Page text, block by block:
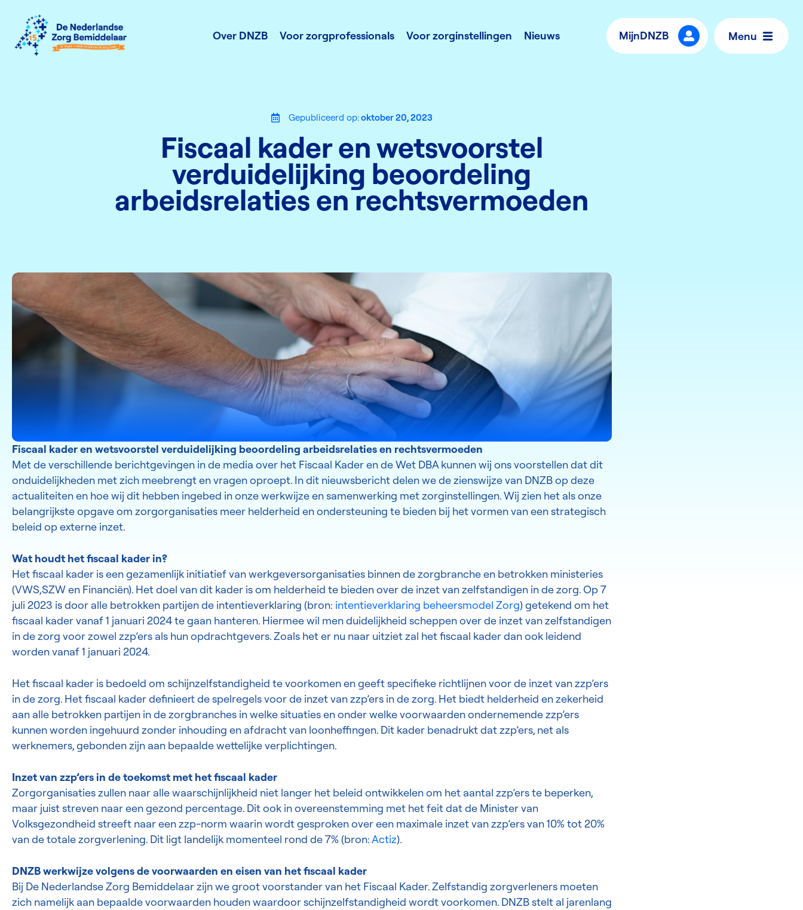
Over DNZB Voor zorgprofessionals Voor zorginstellingen Nieuws MijnDNZB Menu
Gepubliceerd op:oktober 20, 2023
Fiscaal kader en wetsvoorstel
verduidelijking beoordeling
arbeidsrelaties en rechtsvermoeden
Fiscaal kader en wetsvoorstel verduidelijking beoordeling arbeidsrelaties en rechtsvermoeden
Met de verschillende berichtgevingen in de media over het Fiscaal Kader en de Wet DBA kunnen wij ons voorstellen dat dit
onduidelijkheden met zich meebrengt en vragen oproept. In dit nieuwsbericht delen we de zienswijze van DNZB op deze
actualiteiten en hoe wij dit hebben ingebed in onze werkwijze en samenwerking met zorginstellingen. Wij zien het als onze
belangrijkste opgave om zorgorganisaties meer helderheid en ondersteuning te bieden bij het vormen van een strategisch
beleid op externe inzet.
Wat houdt het fiscaal kader in?
Het fiscaal kader is een gezamenlijk initiatief van werkgeversorganisaties binnen de zorgbranche en betrokken ministeries
(VWS,SZW en Financiën). Het doel van dit kader is om helderheid te bieden over de inzet van zelfstandigen in de zorg. Op 7
juli 2023 is door alle betrokken partijen de intentieverklaring (bron: intentieverklaring beheersmodel Zorg) getekend om het
fiscaal kader vanaf 1 januari 2024 te gaan hanteren. Hiermee wil men duidelijkheid scheppen over de inzet van zelfstandigen
in de zorg voor zowel zzp’ers als hun opdrachtgevers. Zoals het er nu naar uitziet zal het fiscaal kader dan ook leidend
worden vanaf 1 januari 2024.
Het fiscaal kader is bedoeld om schijnzelfstandigheid te voorkomen en geeft specifieke richtlijnen voor de inzet van zzp’ers
in de zorg. Het fiscaal kader definieert de spelregels voor de inzet van zzp’ers in de zorg. Het biedt helderheid en zekerheid
aan alle betrokken partijen in de zorgbranches in welke situaties en onder welke voorwaarden ondernemende zzp’ers
kunnen worden ingehuurd zonder inhouding en afdracht van loonheffingen. Dit kader benadrukt dat zzp’ers, net als
werknemers, gebonden zijn aan bepaalde wettelijke verplichtingen.
Inzet van zzp’ers in de toekomst met het fiscaal kader
Zorgorganisaties zullen naar alle waarschijnlijkheid niet langer het beleid ontwikkelen om het aantal zzp’ers te beperken,
maar juist streven naar een gezond percentage. Dit ook in overeenstemming met het feit dat de Minister van
Volksgezondheid streeft naar een zzp-norm waarin wordt gesproken over een maximale inzet van zzp’ers van 10% tot 20%
van de totale zorgverlening. Dit ligt landelijk momenteel rond de 7% (bron:Actiz).
DNZB werkwijze volgens de voorwaarden en eisen van het fiscaal kader
Bij De Nederlandse Zorg Bemiddelaar zijn we groot voorstander van het Fiscaal Kader. Zelfstandig zorgverleners moeten
zich namelijk aan bepaalde voorwaarden houden waardoor schijnzelfstandigheid wordt voorkomen. DNZB stelt al jarenlang